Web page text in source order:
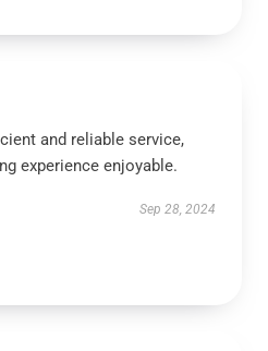
and reliable service,
experience enjoyable.
Sep 28, 2024